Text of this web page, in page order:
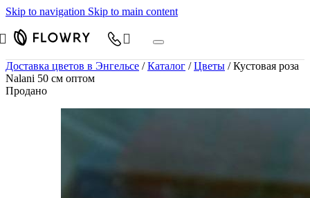
Skip to navigation Skip to main content
Доставка цветов в Энгельсе / Каталог / Цветы /Кустовая роза
Nalani 50 см оптом
Продано